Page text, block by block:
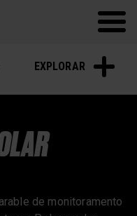
Polar Flow
EXPLORAR
de monitoramento